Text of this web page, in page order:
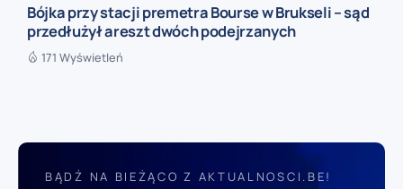
Bójka przy stacji premetra Bourse w Brukseli – sąd
przedłużył areszt dwóch podejrzanych
171 Wyświetleń
BĄDŹ NA BIEŻĄCO Z AKTUALNOSCI.BE!